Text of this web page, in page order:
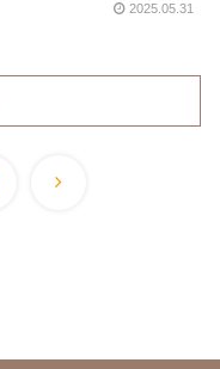
2025.05.31
次